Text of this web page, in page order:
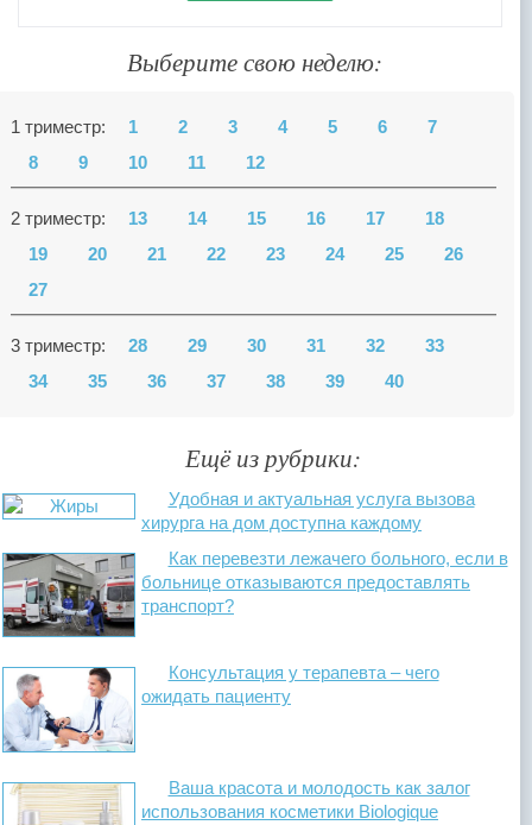
Выберите свою неделю:
1 триместр: 1 2 3 4 5 6
7
8
9 10 11 12
2 триместр: 13 14 15 16 17
18
19
20 21 22 23 24 25
26
27
3 триместр: 28 29 30 31 32
33
34
35 36 37 38 39 40
Ещё из рубрики:
Удобная и актуальная услуга вызова
хирурга на дом доступна каждому
Как перевезти лежачего больного, если в
больнице отказываются предоставлять
транспорт?
Консультация у терапевта – чего
ожидать пациенту
Ваша красота и молодость как залог
использования косметики Biologique